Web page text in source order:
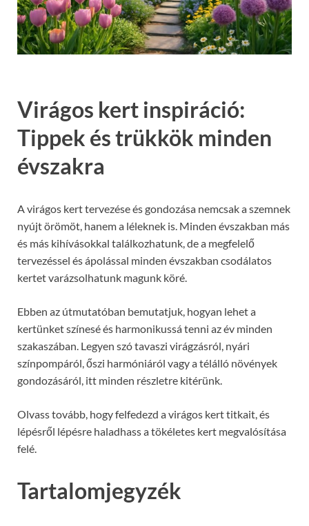
Virágos kert inspiráció:
Tippek és trükkök minden
évszakra
A virágos kert tervezése és gondozása nemcsak a szemnek
nyújt örömöt, hanem a léleknek is. Minden évszakban más
és más kihívásokkal találkozhatunk, de a megfelelő
tervezéssel és ápolással minden évszakban csodálatos
kertet varázsolhatunk magunk köré.
Ebben az útmutatóban bemutatjuk, hogyan lehet a
kertünket színesé és harmonikussá tenni az év minden
szakaszában. Legyen szó tavaszi virágzásról, nyári
színpompáról, őszi harmóniáról vagy a télálló növények
gondozásáról, itt minden részletre kitérünk.
Olvass tovább, hogy felfedezd a virágos kert titkait, és
lépésről lépésre haladhass a tökéletes kert megvalósítása
felé.
Tartalomjegyzék